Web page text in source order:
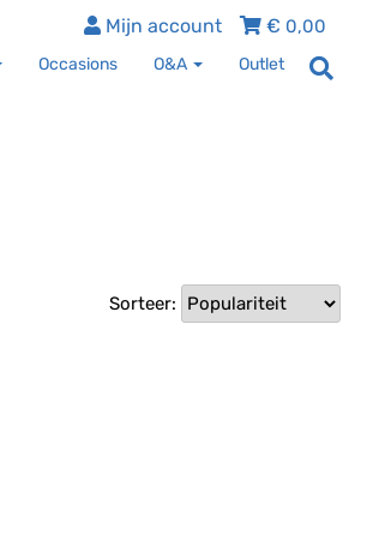
€ 0,00
Mijn account
Occasions O&A Outlet
Sorteer: